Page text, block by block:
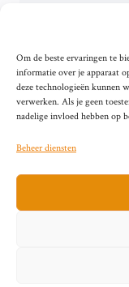
Om de beste ervaringen te
informatie over je apparaat
deze technologieën kunnen
verwerken. Als je geen
nadelige invloed hebben op
Beheer diensten
Sitemap